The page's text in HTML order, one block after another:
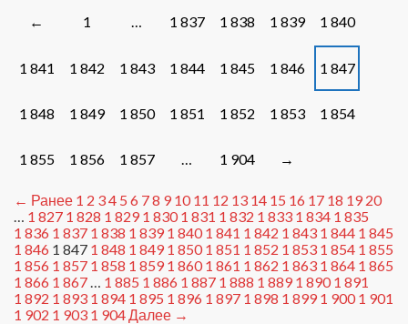
25.04.2017
Posts
navigation
← 1 … 1 837 1 838 1 839 1 840
1 841 1 842 1 843 1 844 1 845 1 846 1 847
1 848 1 849 1 850 1 851 1 852 1 853 1 854
1 855 1 856 1 857 … 1 904 →
← Ранее 1 2 34 5 6 78 9 10 11 12 13 14 15 16 17 18 19 20
… 1 827 1 828 1 829 1 830 1 831 1 832 1 833 1 834 1 835
1 836 1 837 1 838 1 839 1 840 1 841 1 842 1 843 1 844 1 845
1 846 1 847 1 848 1 849 1 850 1 851 1 852 1 853 1 854 1 855
1 856 1 857 1 858 1 859 1 860 1 861 1 862 1 863 1 864 1 865
1 866 1 867… 1 885 1 886 1 887 1 888 1 889 1 890 1 891
1 892 1 893 1 894 1 895 1 896 1 897 1 898 1 899 1 900 1 901
1 902 1 903 1 904Далее →